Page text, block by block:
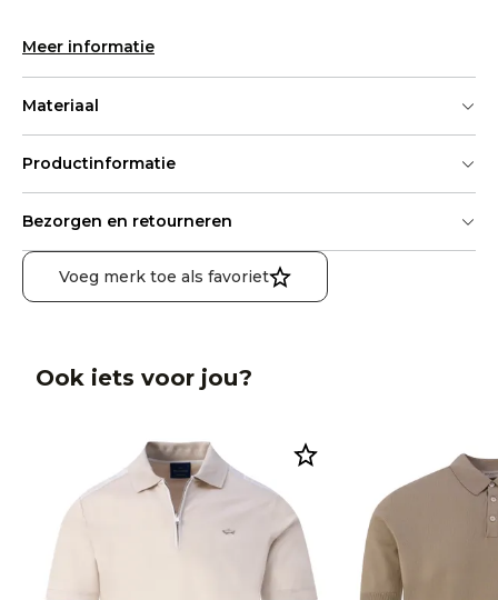
Meer informatie
Materiaal
Productinformatie
Bezorgen en retourneren
Voeg merk toe als favoriet
Ook iets voor jou?